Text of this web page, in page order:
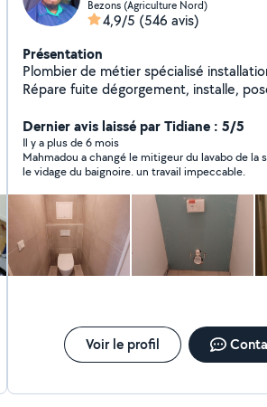
Bezons (Agriculture Nord)
4,9/5 (546 avis)
Présentation
Plombier de métier spécialisé
Répare fuite dégorgement, installe,
installation, soudure au chalumeau etc.
97.78-44 si je ne rép pas aux msg privés
n'etes pas ds mon rayon ds ce cas
directement.Retenez une chose: C'EST
QUI REVIENT CHER...
Dernier avis laissé par Tidiane : 5/5
Il y a plus de 6 mois
Mahmadou a changé le mitigeur du lavabo de la
le vidage du baignoire. un travail impeccable.
Voir le profil